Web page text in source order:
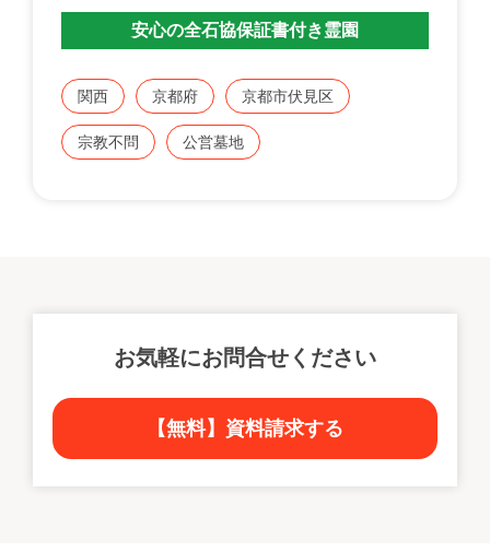
人たちが宗教宗派の別なく合祀されています。
京都市にお住まいの方、又は関係のある方であればご
安心の全石協保証書付き霊園
関西 京都府 京都市伏見区
宗教不問 公営墓地
お気軽にお問合せください
【無料】資料請求する